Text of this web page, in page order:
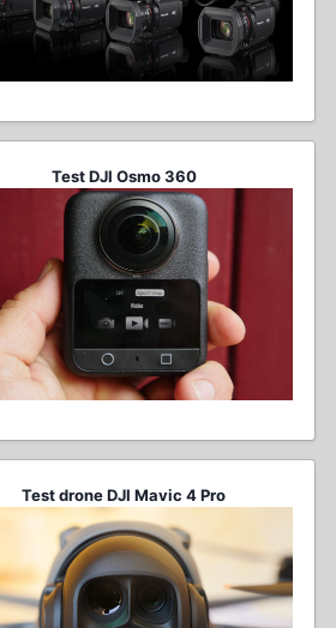
Test DJI Osmo 360
Test drone DJI Mavic 4 Pro